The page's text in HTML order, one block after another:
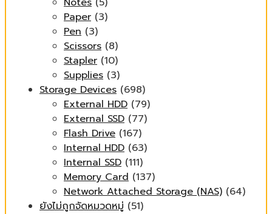
Paper (3)
Pen (3)
Scissors (8)
Stapler (10)
Supplies (3)
Storage Devices (698)
External HDD (79)
External SSD (77)
Flash Drive (167)
Internal HDD (63)
Internal SSD (111)
Memory Card (137)
Network Attached Storage (NAS) (64)
ยังไม่ถูกจัดหมวดหมู่ (51)